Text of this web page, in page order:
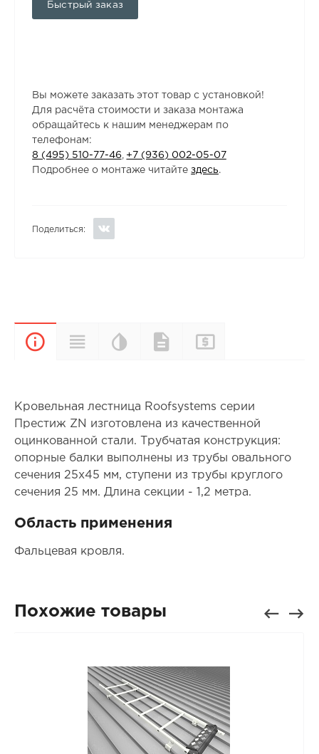
Быстрый заказ
Вы можете заказать этот товар с установкой!
Для расчёта стоимости и заказа монтажа
обращайтесь к нашим менеджерам по
телефонам:
8 (495) 510-77-46
+7 (936) 002-05-07
Подробнее о монтаже читайтездесь.
Поделиться:
ОписаниеХарактеристики
Цветовая
палитра
Документы
Кровельная лестница Roofsystems серии
Престиж ZN изготовлена из качественной
оцинкованной стали. Трубчатая конструкция:
опорные балки выполнены из трубы овального
сечения 25х45 мм, ступени из трубы круглого
сечения 25 мм. Длина секции - 1,2 метра.
Область применения
Фальцевая кровля.
Похожие товары